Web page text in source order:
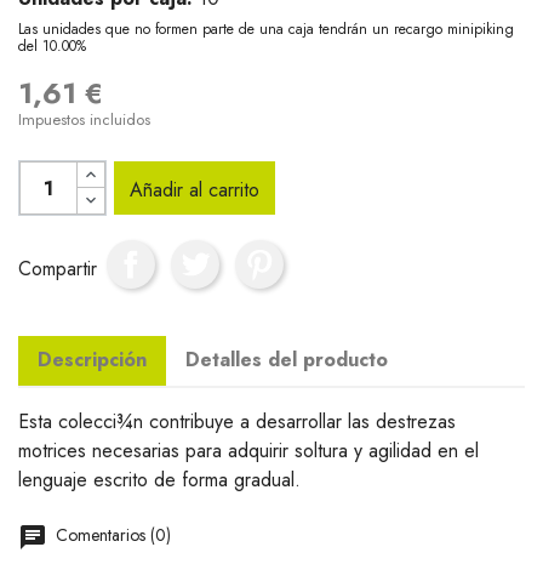
Las unidades que no formen parte de una caja tendrán un recargo minipiking
del 10.00%
1,61 €
Impuestos incluidos
Añadir al carrito
Compartir
Descripción Detalles del producto
Esta colecci¾n contribuye a desarrollar las destrezas
motrices necesarias para adquirir soltura y agilidad en el
lenguaje escrito de forma gradual.
Comentarios (0)